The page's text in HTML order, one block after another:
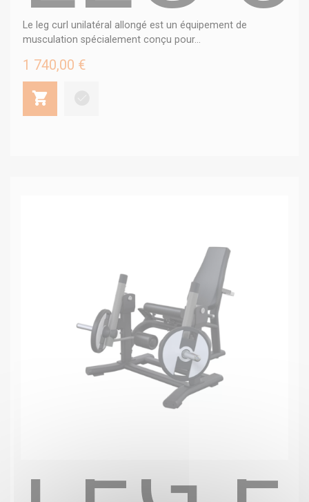
Le leg curl unilatéral allongé est un équipement de
musculation spécialement conçu pour...
1 740,00 €